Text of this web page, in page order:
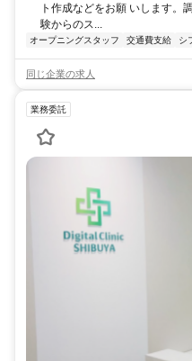
ト作成などをお願 いします。
験からのス...
オープニングスタッフ 交通費支給 シ
同じ企業の求人
業務委託